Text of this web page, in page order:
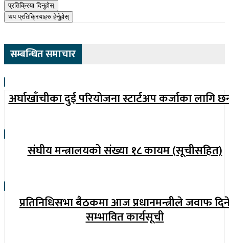
प्रतिक्रिया दिनुहोस्
थप प्रतिक्रियाहरु हेर्नुहोस्
सम्बन्धित समाचार
अर्घाखाँचीका दुई परियोजना स्टार्टअप कर्जाका लागि
संघीय मन्त्रालयको संख्या १८ कायम (सूचीसहित)
प्रतिनिधिसभा बैठकमा आज प्रधानमन्त्रीले जवाफ
सम्भावित कार्यसूची